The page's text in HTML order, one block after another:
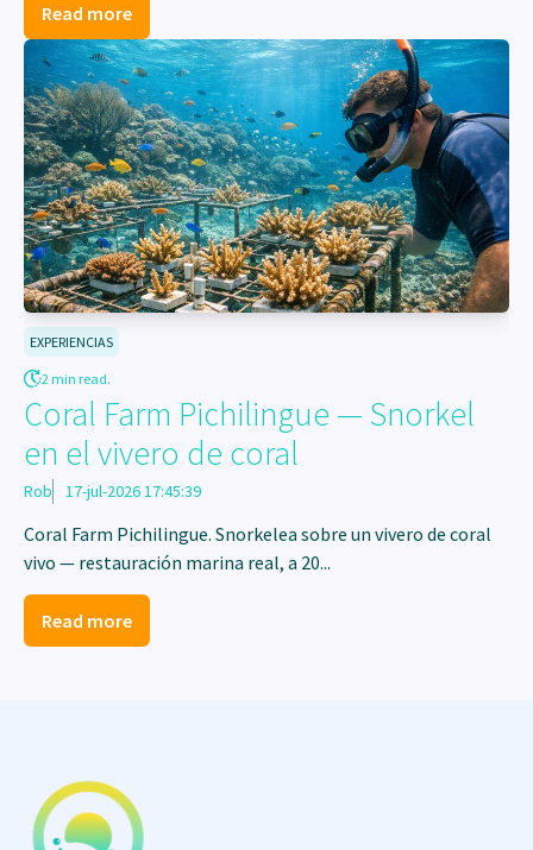
Read more
EXPERIENCIAS
2 min read.
Coral Farm Pichilingue — Snorkel
en el vivero de coral
Rob 17-jul-2026 17:45:39
Coral Farm Pichilingue. Snorkelea sobre un vivero de coral
vivo — restauración marina real, a 20...
Read more